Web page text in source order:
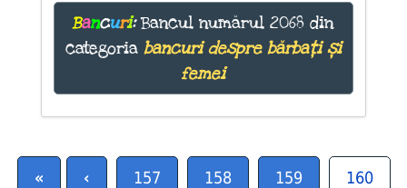
Bancuri:Bancul numărul 2068 din
categoria bancuri despre bărbați și
femei
« ‹ 157 158 159 160